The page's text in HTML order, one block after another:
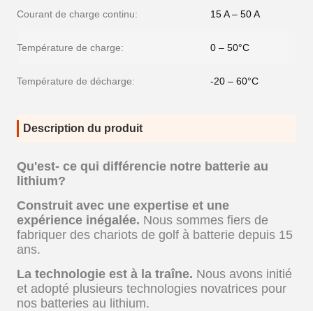
Courant de charge continu: 15 A – 50 A
Température de charge: 0 – 50°C
Température de décharge: -20 – 60°C
Description du produit
Qu'est- ce qui différencie notre batterie au
lithium?
Construit avec une expertise et une
expérience inégalée. Nous sommes fiers de
fabriquer des chariots de golf à batterie depuis 15
ans.
La technologie est à la traîne. Nous avons initié
et adopté plusieurs technologies novatrices pour
nos batteries au lithium.